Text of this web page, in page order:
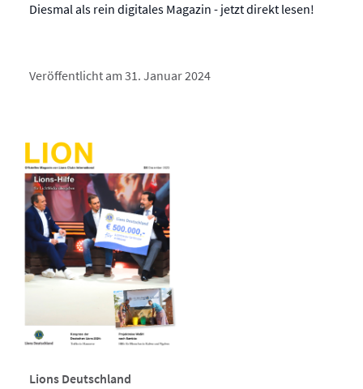
Diesmal als rein digitales Magazin - jetzt direkt lesen!
Veröffentlicht am 31. Januar 2024
Lions Deutschland